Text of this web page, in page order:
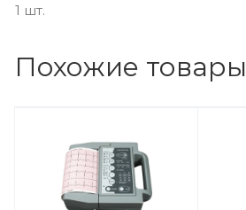
1 шт.
Похожие товары